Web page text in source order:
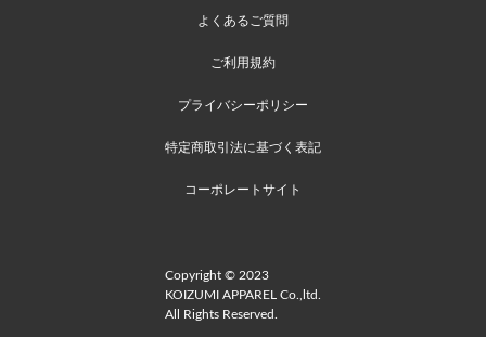
よくあるご質問
ご利用規約
プライバシーポリシー
特定商取引法に基づく表記
コーポレートサイト
Copyright © 2023
KOIZUMI APPAREL Co.,ltd.
All Rights Reserved.